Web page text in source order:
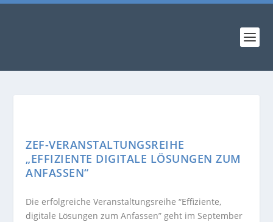
ZEF-VERANSTALTUNGSREIHE
„EFFIZIENTE DIGITALE LÖSUNGEN ZUM
ANFASSEN“
Die erfolgreiche Veranstaltungsreihe “Effiziente,
digitale Lösungen zum Anfassen” geht im September